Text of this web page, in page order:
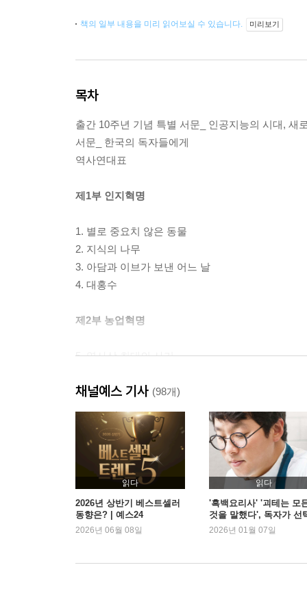
책의 일부 내용을 미리 읽어보실 수 있습니다. 미리보기
목차
출간 10주년 기념 특별 서문_ 인공지능의 시대, 새
서문_ 한국의 독자들에게
역사연대표
제1부 인지혁명
1. 별로 중요치 않은 동물
2. 지식의 나무
3. 아담과 이브가 보낸 어느 날
4. 대홍수
제2부 농업혁명
5. 역사상 최대의 사기
7. 메모리 과부하
8. 역사에 정의는 없다
제3부 인류의 통합
9. 역사의 화살
10. 돈의 향기
11. 제국의 비전
12. 종교의 법칙
채널예스 기사 (98개)
읽다
2026년 상반기 베스트셀러
동향은? | 예스24
2026년 06월 08일
읽다
'흑백요리사' '괴테는 모
것을 말했다', 독자가 선
한 2026 새해 첫 책은? |
2026년 01월 07일